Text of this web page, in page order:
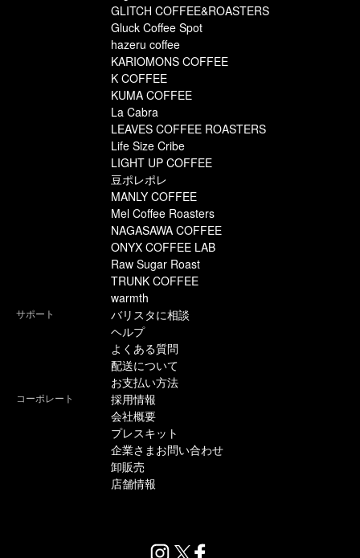
GLITCH COFFEE&ROASTERS
Gluck Coffee Spot
hazeru coffee
KARIOMONS COFFEE
K COFFEE
KUMA COFFEE
La Cabra
LEAVES COFFEE ROASTERS
Life Size Cribe
LIGHT UP COFFEE
豆ポレポレ
MANLY COFFEE
Mel Coffee Roasters
NAGASAWA COFFEE
ONYX COFFEE LAB
Raw Sugar Roast
TRUNK COFFEE
warmth
サポート
バリスタに相談
ヘルプ
よくある質問
配送について
お支払い方法
コーポレート
採用情報
会社概要
プレスキット
企業さまお問い合わせ
卸販売
店舗情報